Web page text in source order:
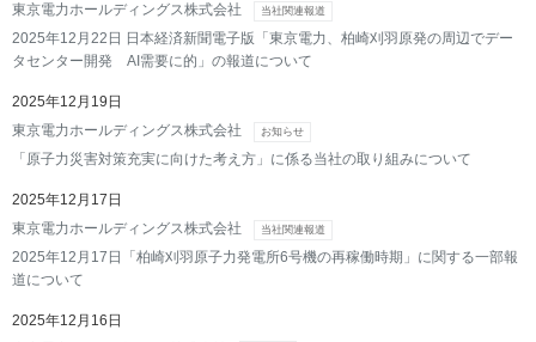
東京電力ホールディングス株式会社
当社関連報道
2025年12月22日 日本経済新聞電子版「東京電力、柏崎刈羽原発の周辺でデー
タセンター開発 AI需要に的」の報道について
2025年12月19日
東京電力ホールディングス株式会社
お知らせ
「原子力災害対策充実に向けた考え方」に係る当社の取り組みについて
2025年12月17日
東京電力ホールディングス株式会社
当社関連報道
2025年12月17日「柏崎刈羽原子力発電所6号機の再稼働時期」に関する一部報
道について
2025年12月16日